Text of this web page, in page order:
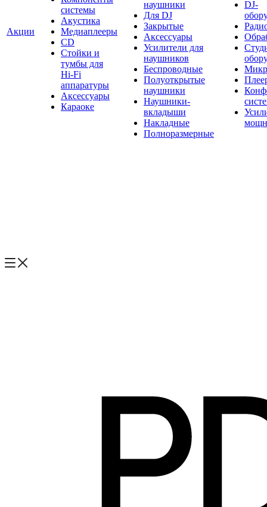
Акции
системы
Акустика
Медиаплееры
CD
Стойки и
тумбы для
Hi-Fi
аппаратуры
Аксессуары
Караоке
наушники
Для DJ
Закрытые
Аксессуары
Усилители для
наушников
Беспроводные
Полуоткрытые
наушники
Наушники-
вкладыши
Накладные
Полноразмерные
DJ-